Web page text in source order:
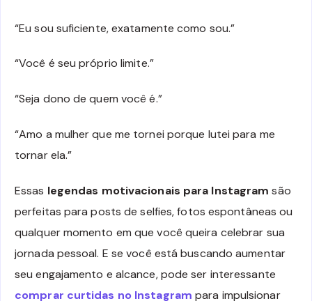
“Eu sou suficiente, exatamente como sou.”
“Você é seu próprio limite.”
“Seja dono de quem você é.”
“Amo a mulher que me tornei porque lutei para me
tornar ela.”
Essas legendas motivacionais para Instagram são
perfeitas para posts de selfies, fotos espontâneas ou
qualquer momento em que você queira celebrar sua
jornada pessoal. E se você está buscando aumentar
seu engajamento e alcance, pode ser interessante
comprar curtidas no Instagram para impulsionar